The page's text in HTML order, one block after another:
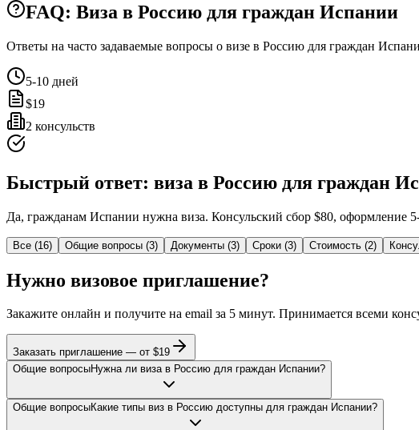
FAQ: Виза в Россию для граждан Испании
Ответы на часто задаваемые вопросы о визе в Россию для граждан
5-10 дней
$19
2 консульств
Быстрый ответ: виза в Россию для граждан
Да, гражданам Испании нужна виза. Консульский сбор $80, оформление
Все (16) Общие вопросы (3) Документы (3) Сроки (3) Стоимость (2)
Нужно визовое приглашение?
Закажите онлайн и получите на email за 5 минут. Принимается всеми
Заказать приглашение — от $19
Общие вопросыНужна ли виза в Россию для граждан Испании?
Общие вопросыКакие типы виз в Россию доступны для граждан Испании?